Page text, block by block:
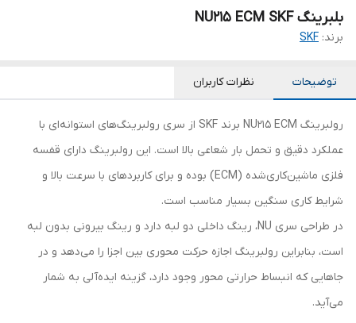
بلبرینگ NU215 ECM SKF
برند: SKF
توضیحات نظرات کاربران
رولبرینگ NU215 ECM برند SKF از سری رولبرینگ‌های استوانه‌ای با
عملکرد دقیق و تحمل بار شعاعی بالا است. این رولبرینگ دارای قفسه
فلزی ماشین‌کاری‌شده (ECM) بوده و برای کاربردهای با سرعت بالا و
شرایط کاری سنگین بسیار مناسب است.
در طراحی سری NU، رینگ داخلی دو لبه دارد و رینگ بیرونی بدون لبه
است، بنابراین رولبرینگ اجازه حرکت محوری بین اجزا را می‌دهد و در
جاهایی که انبساط حرارتی محور وجود دارد، گزینه ایده‌آلی به شمار
می‌آید.